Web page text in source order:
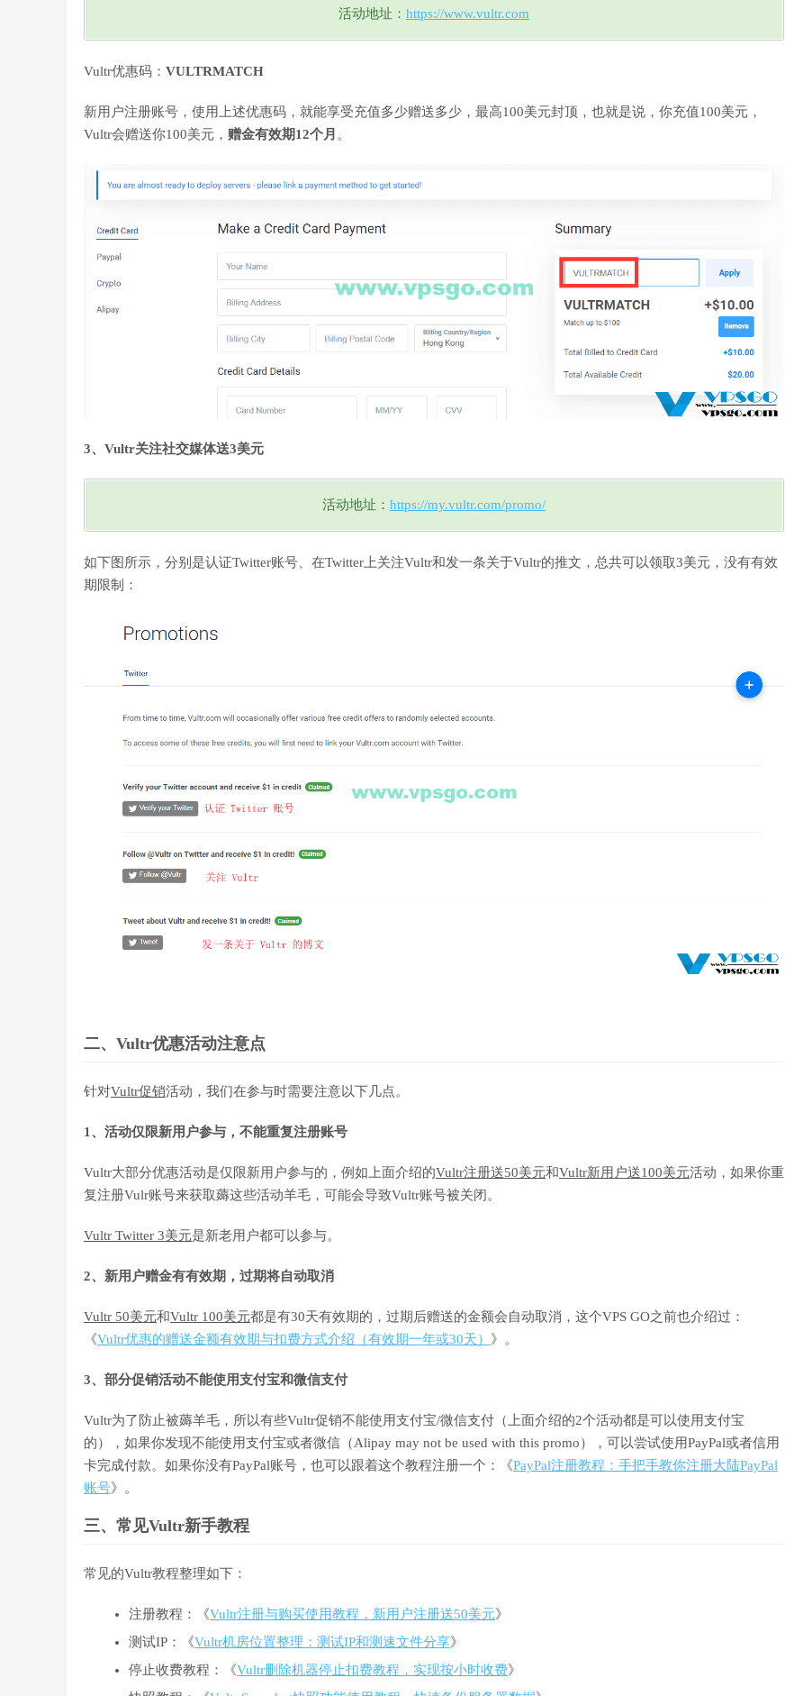
活动地址： https://www.vultr.com
Vultr优惠码： VULTRMATCH
新用户注册账号，使用上述优惠码，就能享受充值多少赠送多少，最高100美元封顶，也就是说，你充值100美元，
Vultr会赠送你100美元， 赠金有效期12个月 。
3、Vultr关注社交媒体送3美元
活动地址： https://my.vultr.com/promo/
如下图所示，分别是认证Twitter账号、在Twitter上关注Vultr和发一条关于Vultr的推文，总共可以领取3美元，没有有效
期限制：
二、Vultr优惠活动注意点
针对Vultr促销活动，我们在参与时需要注意以下几点。
1、活动仅限新用户参与，不能重复注册账号
Vultr大部分优惠活动是仅限新用户参与的，例如上面介绍的Vultr注册送50美元和Vultr新用户送100美元活动，如果你重
复注册Vulr账号来获取薅这些活动羊毛，可能会导致Vultr账号被关闭。
Vultr Twitter 3美元是新老用户都可以参与。
2、新用户赠金有有效期，过期将自动取消
Vultr 50美元和Vultr 100美元都是有30天有效期的，过期后赠送的金额会自动取消，这个VPS GO之前也介绍过：
《Vultr优惠的赠送金额有效期与扣费方式介绍（有效期一年或30天） 》。
3、部分促销活动不能使用支付宝和微信支付
Vultr为了防止被薅羊毛，所以有些Vultr促销不能使用支付宝/微信支付（上面介绍的2个活动都是可以使用支付宝
的），如果你发现不能使用支付宝或者微信（Alipay may not be used with this promo），可以尝试使用PayPal或者信用
卡完成付款。如果你没有PayPal账号，也可以跟着这个教程注册一个：《PayPal注册教程：手把手教你注册大陆PayPal
账号》。
三、常见Vultr新手教程
常见的Vultr教程整理如下：
注册教程：《Vultr注册与购买使用教程，新用户注册送50美元》
测试IP：《Vultr机房位置整理：测试IP和测速文件分享》
停止收费教程：《Vultr删除机器停止扣费教程，实现按小时收费》